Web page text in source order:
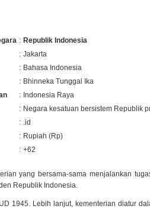
: Republik Indonesia
: Jakarta
: Bahasa Indonesia
: Bhinneka Tunggal Ika
: Indonesia Raya
: Negara kesatuan bersistem Republik
: .id
: Rupiah (Rp)
: +62
yang bersama-sama menjalankan
Republik Indonesia.
1945. Lebih lanjut, kementerian diatur